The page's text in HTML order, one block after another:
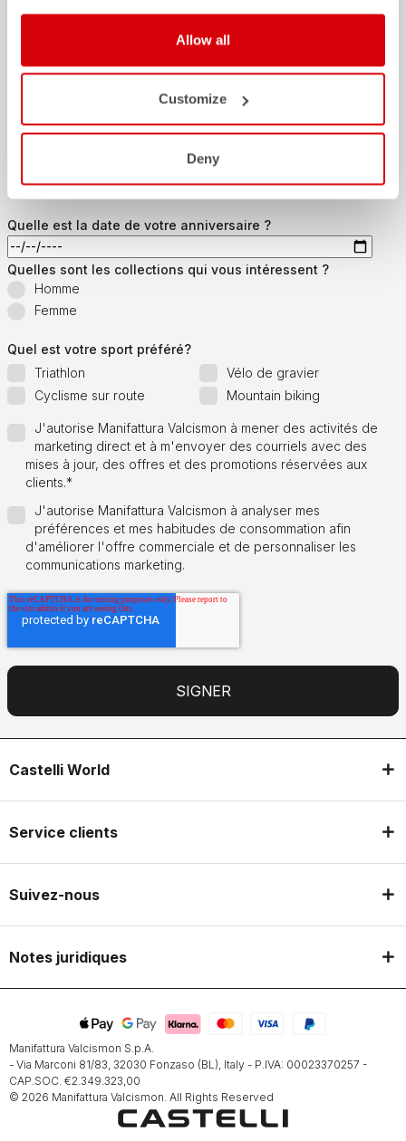
Allow all
Customize
Deny
Email*
Quelle est la date de votre anniversaire ?
Quelles sont les collections qui vous intéressent ?
Homme
Femme
Quel est votre sport préféré?
Triathlon
Vélo de gravier
Cyclisme sur route
Mountain biking
J'autorise Manifattura Valcismon à mener des activités de
marketing direct et à m'envoyer des courriels avec des
mises à jour, des offres et des promotions réservées aux
clients.*
J'autorise Manifattura Valcismon à analyser mes
préférences et mes habitudes de consommation afin
d'améliorer l'offre commerciale et de personnaliser les
communications marketing.
Castelli World
Service clients
Suivez-nous
Notes juridiques
Manifattura Valcismon S.p.A.
- Via Marconi 81/83, 32030 Fonzaso (BL), Italy - P.IVA: 00023370257 -
CAP.SOC. €2.349.323,00
© 2026 Manifattura Valcismon. All Rights Reserved